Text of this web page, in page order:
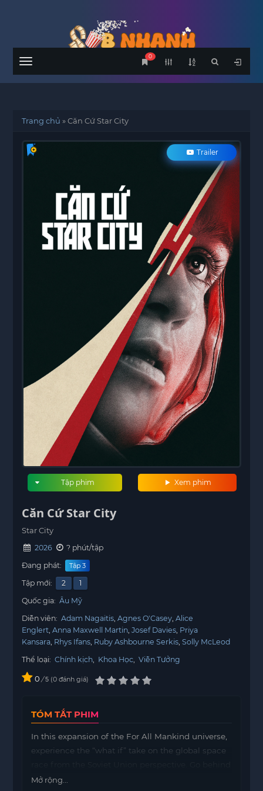
Menu
0
Trang chủ »Căn Cứ Star City
Trailer
Xem phim
Tập phim
Căn Cứ Star City
Star City
2026
? phút/tập
Đang phát:
Tập 3
Tập mới: 2
1
Quốc gia: Âu Mỹ
Diễn viên: Adam Nagaitis Agnes O'Casey Alice
Englert Anna Maxwell Martin Josef Davies Priya
Kansara Rhys Ifans Ruby Ashbourne Serkis Solly McLeod
Thể loại: Chính kịch Khoa Học Viễn Tưởng
0 / 5 0 đánh giá
TÓM TẮT PHIM
In this expansion of the For All Mankind universe,
experience the “what if” take on the global space
the Iron Curtain, where it’s more dangerous on the
Mở rộng...